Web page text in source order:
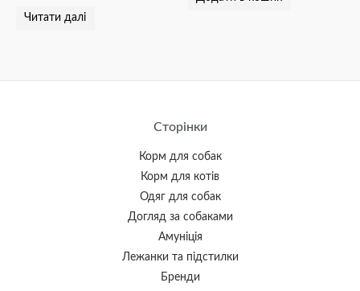
Читати далі
Сторінки
Корм для собак
Корм для котів
Одяг для собак
Догляд за собаками
Амуніція
Лежанки та підстилки
Бренди